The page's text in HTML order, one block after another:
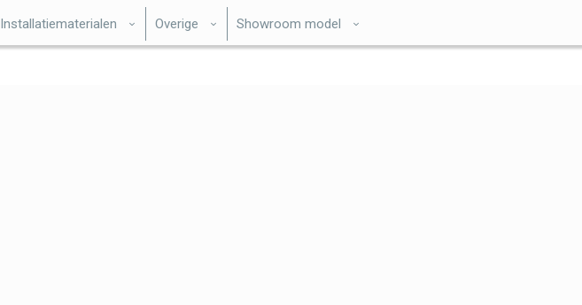
Installatiematerialen Overige Showroom model